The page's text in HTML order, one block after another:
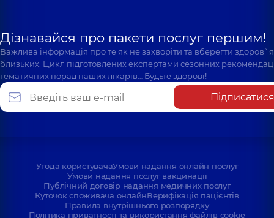
Дізнавайся про пакети послуг першим!
Важлива інформація про те як не захворіти та вберегти
близьких. Цикл підготовлених експертами сезонних
тематичних порад наших лікарів… Будьте здорові!
Підписатися
Угода користувачаУмови надання онлайн послуг
Умови надання послуг вакцинації
Публічний договір надання медичних послуг
Куточок споживача онлайнВерифікація пацієнтів
Правила внутрішнього розпорядку
Політика приватності та використання файлів cookie